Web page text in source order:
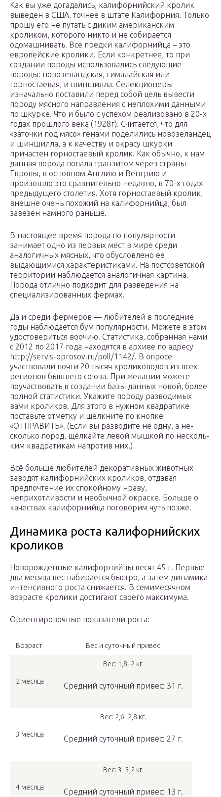
Как вы уже догадались, калифорнийский кролик
выведен в США, точнее в штате Калифорния. Только
прошу его не путать с диким американским
кроликом, которого никто и не собирается
одомашнивать. Все предки калифорнийца – это
европейские кролики. Если конкретнее, то при
создании породы использовались следующие
породы: новозеландская, гималайская или
горностаевая, и шиншилла. Селекционеры
изначально поставили перед собой цель вывести
породу мясного направления с неплохими данными
по шкурке. Что и было с успехом реализовано в 20-х
годах прошлого века (1928г). Считается, что для
«заточки под мясо» генами поделились новозеландец
и шиншилла, а к качеству и окрасу шкурки
причастен горностаевый кролик. Как обычно, к нам
данная порода попала транзитом через страны
Европы, в основном Англию и Венгрию и
произошло это сравнительно недавно, в 70-х годах
предыдущего столетия. Хотя горностаевый кролик,
внешне очень похожий на калифорнийца, был
завезен намного раньше.
В настоящее время порода по популярности
занимает одно из первых мест в мире среди
аналогичных мясных, что обусловлено её
выдающимися характе­ристиками. На постсоветской
территории наблюдается аналогичная картина.
Порода отлично подходит для разведения на
специали­зированных фермах.
Да и среди фермеров — любителей в последние
годы наблюдается бум популярности. Можете в этом
удосто­вериться воочию. Статистика, собранная нами
с 2012 по 2017 года находятся в архиве по адресу
http://servis-oprosov.ru/poll/1142/. В опросе
участвовали почти 20 тысяч кролиководов из всех
регионов бывшего союза. При желании можете
поучаствовать в создании базы данных новой, более
полной статистики. Укажите породу разводимых
вами кроликов. Для этого в нужном квадратике
поставьте отметку и щёлкните по кнопке
«ОТПРАВИТЬ». (Если вы раз­во­ди­те не од­ну, а не­
сколь­ко по­род, щёл­кай­те ле­вой мыш­кой по не­с­коль­
ким ква­д­ра­ти­кам на­про­тив них.)
Всё больше любителей декоративных животных
заводят калифорнийских кроликов, отдавая
предпочтение их спокойному нраву,
неприхотливости и необычной окраске. Больше о
качествах калифорнийца поговорим чуть позже.
Динамика роста калифорнийских
кроликов
Новорожденные калифорнийцы весят 45 г. Первые
два месяца вес набирается быстро, а затем динамика
интенсивного роста снижается. В семимесячном
возрасте кролики достигают своего максимума.
Ориентировочные показатели роста:
Возраст Вес и суточный привес
2 месяца
Вес: 1,8–2 кг.
Средний суточный привес: 31 г.
3 месяца
Вес: 2,6–2,8 кг.
Средний суточный привес: 27 г.
4 месяца
Вес: 3–3,2 кг.
Средний суточный привес: 13 г.